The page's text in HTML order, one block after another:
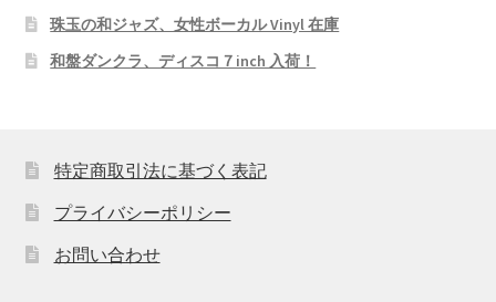
珠玉の和ジャズ、女性ボーカル Vinyl 在庫
和盤ダンクラ、ディスコ７inch 入荷！
特定商取引法に基づく表記
プライバシーポリシー
お問い合わせ